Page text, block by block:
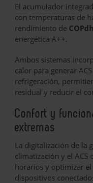
El acumulador
con temperaturas de
rendimiento de
energética A++.
Ambos sistemas
calor para generar
refrigeración,
residual y reducir el
Confort y
extremas
La digitalización de la
climatización y el
horarios y optimizar
dispositivos